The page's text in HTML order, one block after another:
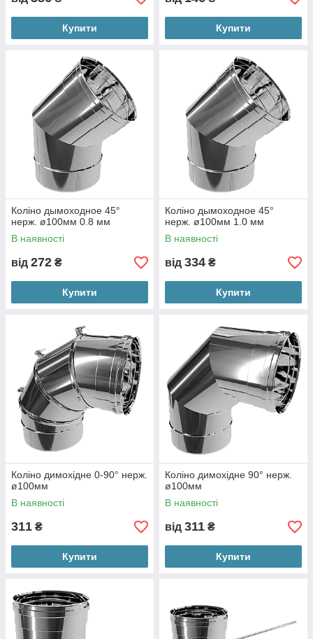
Купити Купити
Коліно дымоходное 45°
нерж. ø100мм 0.8 мм
В наявності
від 272 ₴
Купити
Коліно дымоходное 45°
нерж. ø100мм 1.0 мм
В наявності
від 334 ₴
Купити
Коліно димохідне 0-90° нерж.
ø100мм
В наявності
311 ₴
Купити
Коліно димохідне 90° нерж.
ø100мм
В наявності
від 311 ₴
Купити